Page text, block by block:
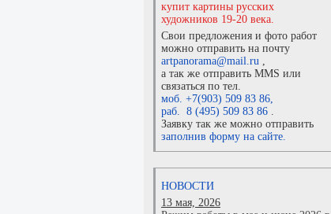
купит картины русских
художников 19-20 века.
Свои предложения и фото работ
можно отправить на почту
artpanorama@mail.ru ,
а так же отправить MMS или
связаться по тел.
моб. +7(903) 509 83 86,
раб. 8 (495) 509 83 86 .
Заявку так же можно отправить
заполнив форму на сайте.
НОВОСТИ
13 мая, 2026